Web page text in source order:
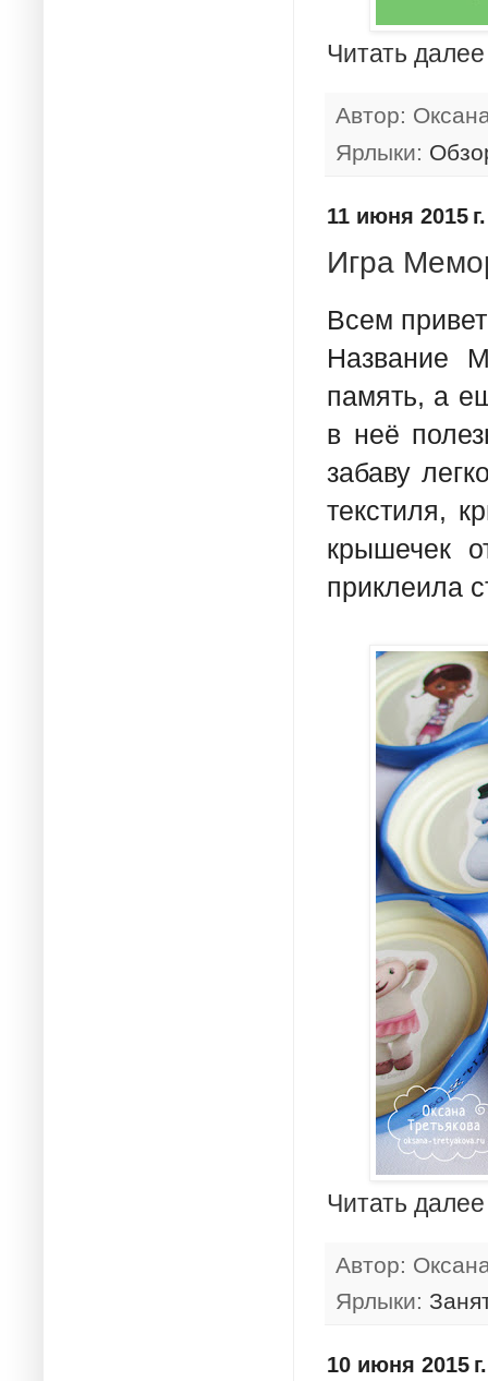
Читать
Автор:
Ярлыки:
11 июня 2015 г.
Игра
Всем
Название
память, а
в неё
забаву
текстиля,
крышечек
приклеила
Читать
Автор:
Ярлыки:
10 июня 2015 г.